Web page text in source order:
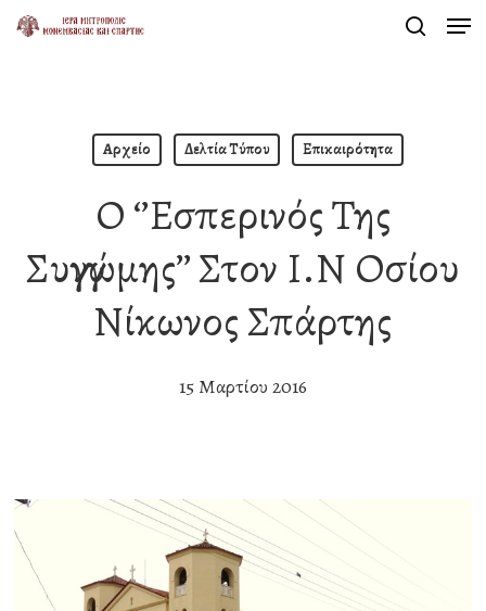
Skip
Αρχείο Δελτία Τύπου Επικαιρότητα
Ο ‘’Εσπερινός Της
Συγγνώμης’’ Στον Ι.Ν Οσίου
Νίκωνος Σπάρτης
15 Μαρτίου 2016